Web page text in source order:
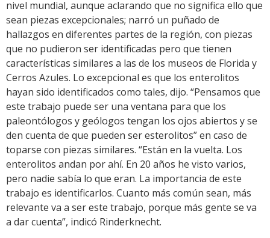
nivel mundial, aunque aclarando que no significa ello que
sean piezas excepcionales; narró un puñado de
hallazgos en diferentes partes de la región, con piezas
que no pudieron ser identificadas pero que tienen
características similares a las de los museos de Florida y
Cerros Azules. Lo excepcional es que los enterolitos
hayan sido identificados como tales, dijo. “Pensamos que
este trabajo puede ser una ventana para que los
paleontólogos y geólogos tengan los ojos abiertos y se
den cuenta de que pueden ser esterolitos” en caso de
toparse con piezas similares. “Están en la vuelta. Los
enterolitos andan por ahí. En 20 años he visto varios,
pero nadie sabía lo que eran. La importancia de este
trabajo es identificarlos. Cuanto más común sean, más
relevante va a ser este trabajo, porque más gente se va
a dar cuenta”, indicó Rinderknecht.